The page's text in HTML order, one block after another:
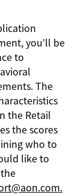
you’ll be
to
The
the Retail
the scores
who to
like to